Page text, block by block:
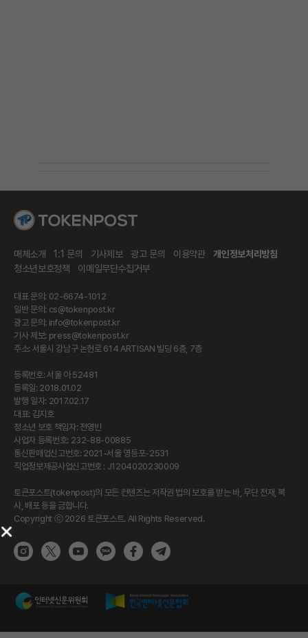
매체소개 1:1 문의 기사제보 광고 문의 이용약관
개인정보처리방침
청소년보호정책
이메일무단수집거부
대표 문의: 02-6674-1012
일반 문의: cs@tokenpost.kr
광고 문의: info@tokenpost.kr
기사 제보: press@tokenpost.kr
주소: 서울시 강남구 논현로 614 ARTISAN 빌딩 6층, 7층
등록번호: 서울 아 52481
등록일: 2018.01.02
발행 일자: 2017.02.17
대표: 김지호
청소년 보호 책임자: 전영빈
사업자 등록번호: 232-88-00885
통신판매업신고번호: 2021-서울 영등포-2531
직업정보제공사업신고번호 : J1204020230009
토큰포스트(tokenpost)의 모든 컨텐츠는 저작권 법의 보호를 받는 바, 무단 전재, 복
사, 배포 등을 금합니다.
Copyright ⓒ 2026 토큰포스트. All Rights Reserved.